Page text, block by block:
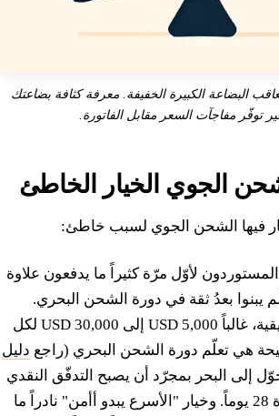
البضاعة الكبيرة الخفيفة. معرفة كثافة بضاعتك
توفّر مفاجآت السعر مقابل الفاتورة.
الجوي الخيار الخاطئ
فيها الشحن الجوي لسبب خاطئ:
المستوردون لأوّل مرّة كثيراً ما يدفعون علاوة
يبنوا بعدُ ثقة في دورة الشحن البحري.
وتكلفة هذه الثقة حقيقية، غالباً 5,000 USD إلى 30,000 USD لكل
هي تعلّم دورة الشحن البحري (راجع دليل
إلى البحر بمجرّد أن يصبح التدفّق النقدي
قادراً على تحمّل دورة 28 يوماً. وخيار "الأسرع يبدو أأمن" نادراً ما